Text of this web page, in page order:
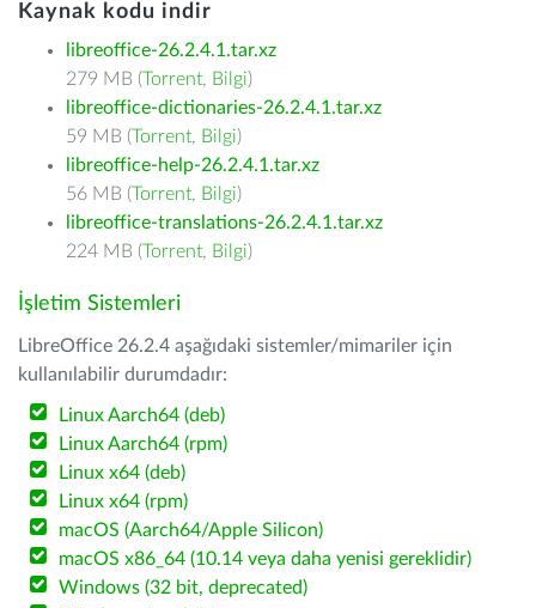
Kaynak kodu indir
libreoffice-26.2.4.1.tar.xz
279 MB (Torrent, Bilgi)
libreoffice-dictionaries-26.2.4.1.tar.xz
59 MB (Torrent, Bilgi)
libreoffice-help-26.2.4.1.tar.xz
56 MB (Torrent, Bilgi)
libreoffice-translations-26.2.4.1.tar.xz
224 MB (Torrent, Bilgi)
İşletim Sistemleri
LibreOffice 26.2.4 aşağıdaki sistemler/mimariler için
kullanılabilir durumdadır:
Linux Aarch64 (deb)
Linux Aarch64 (rpm)
Linux x64 (deb)
Linux x64 (rpm)
macOS (Aarch64/Apple Silicon)
macOS x86_64 (10.14 veya daha yenisi gereklidir)
Windows (32 bit, deprecated)